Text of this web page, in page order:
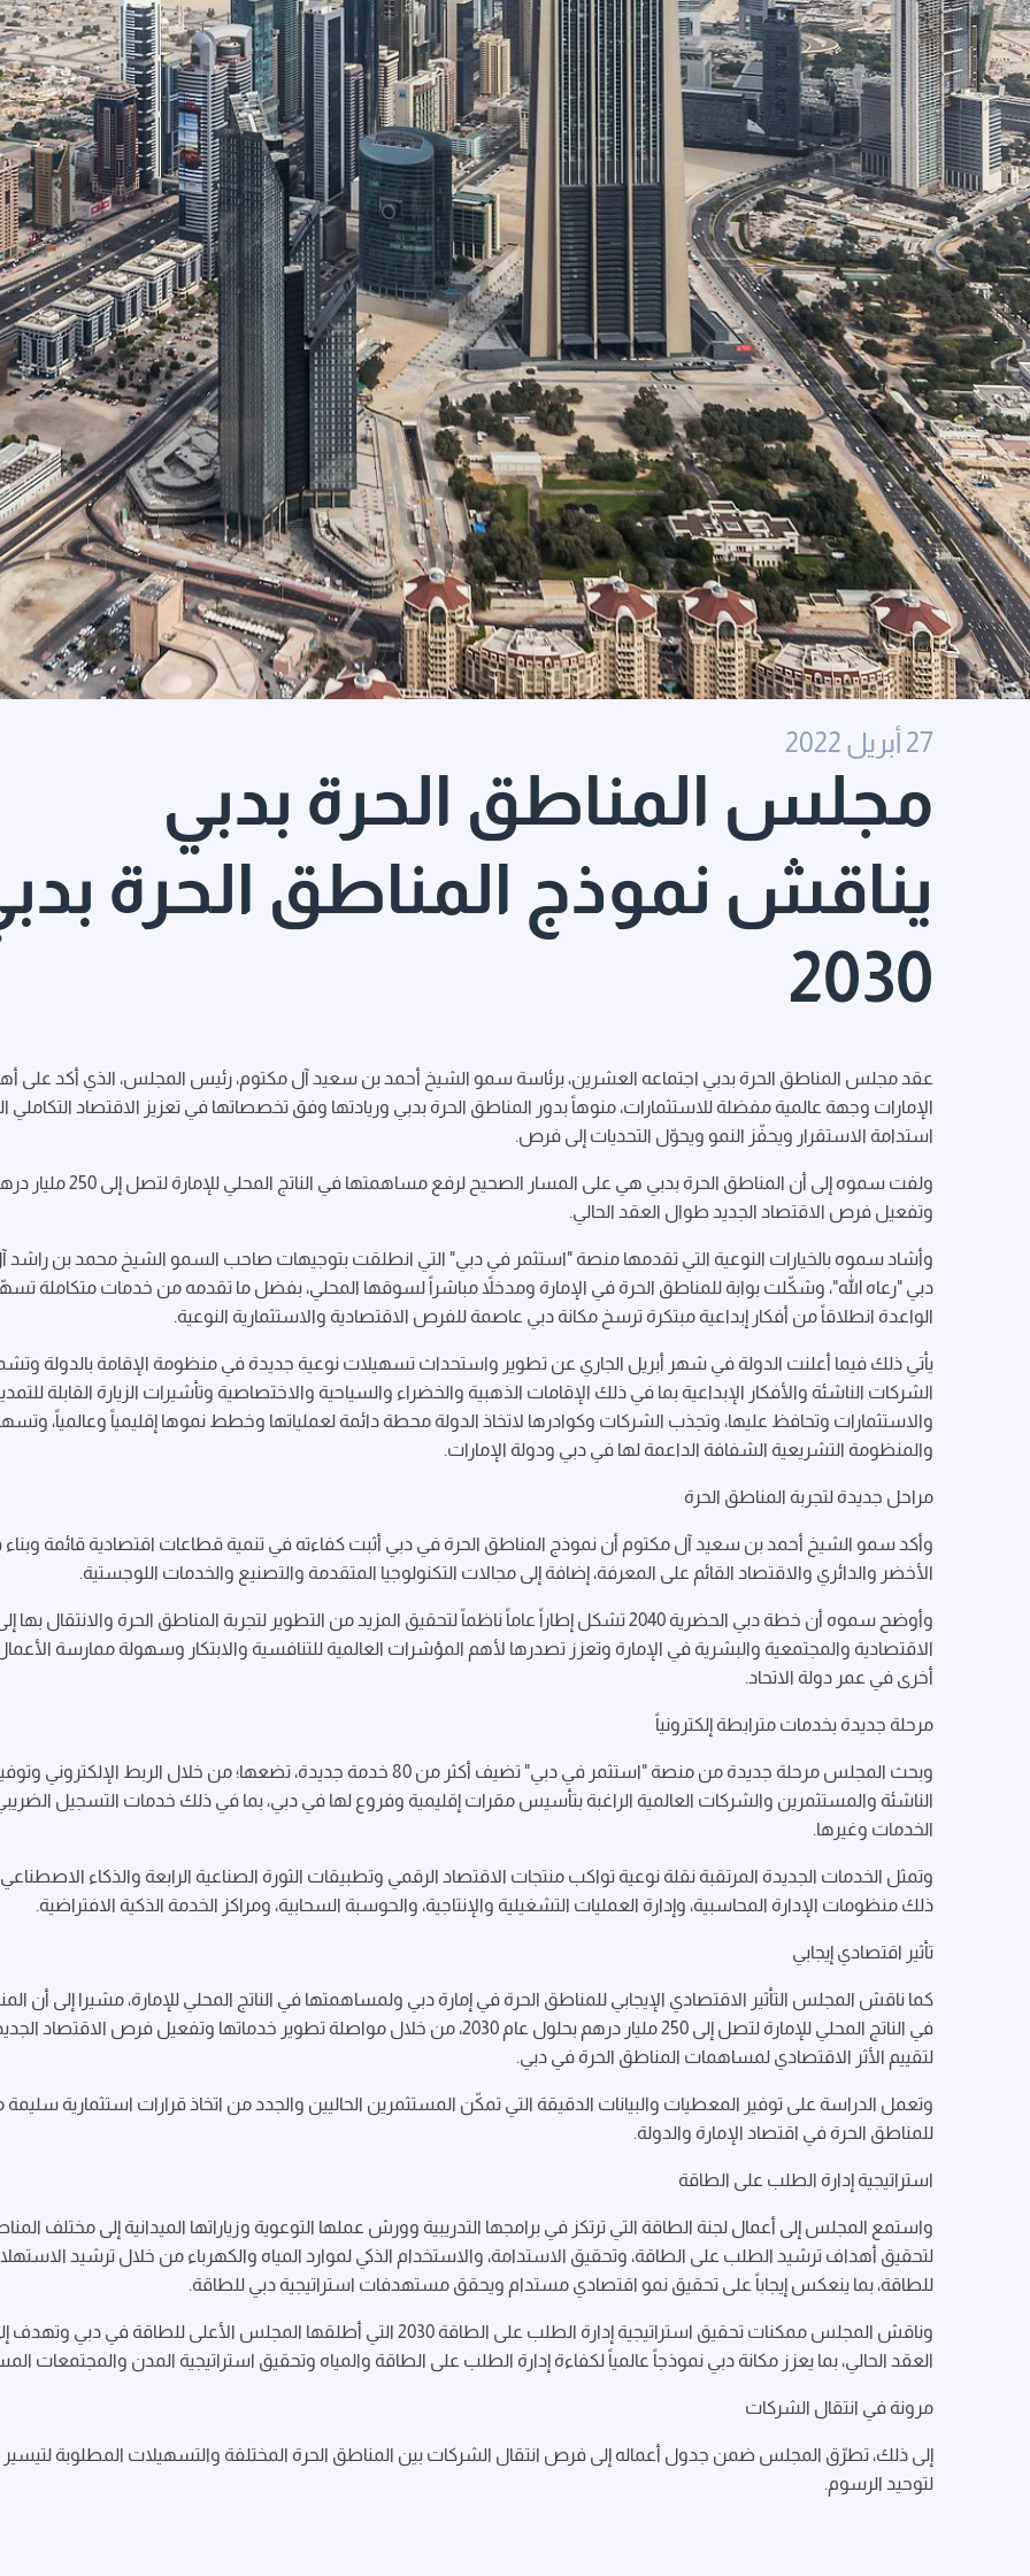
27 أبريل 2022
مجلس المناطق الحرة بدبي
يناقش نموذج المناطق الحرة
2030
عقد مجلس المناطق الحرة بدبي اجتماعه العشرين، برئاسة سمو الشيخ أحمد بن سعيد آل مكتوم، رئيس المجلس، الذي أكد على
الإمارات وجهة عالمية مفضلة للاستثمارات، منوهاً بدور المناطق الحرة بدبي وريادتها وفق تخصصاتها في تعزيز الاقتصاد
استدامة الاستقرار ويحفّز النمو ويحوّل التحديات إلى فرص.
وتفعيل فرص الاقتصاد الجديد طوال العقد الحالي.
وأشاد سموه بالخيارات النوعية التي تقدمها منصة "استثمر في دبي" التي انطلقت بتوجيهات صاحب السمو الشيخ محمد بن راشد
دبي "رعاه الله"، وشكّلت بوابة للمناطق الحرة في الإمارة ومدخلاً مباشراً لسوقها المحلي، بفضل ما تقدمه من خدمات متكاملة
الواعدة انطلاقاً من أفكار إبداعية مبتكرة ترسخ مكانة دبي عاصمة للفرص الاقتصادية والاستثمارية النوعية.
يأتي ذلك فيما أعلنت الدولة في شهر أبريل الجاري عن تطوير واستحداث تسهيلات نوعية جديدة في منظومة الإقامة بالدولة
الشركات الناشئة والأفكار الإبداعية بما في ذلك الإقامات الذهبية والخضراء والسياحية والاختصاصية وتأشيرات الزيارة القابلة
والاستثمارات وتحافظ عليها، وتجذب الشركات وكوادرها لاتخاذ الدولة محطة دائمة لعملياتها وخطط نموها إقليمياً وعالمياً،
والمنظومة التشريعية الشفافة الداعمة لها في دبي ودولة الإمارات.
مراحل جديدة لتجربة المناطق الحرة
وأكد سمو الشيخ أحمد بن سعيد آل مكتوم أن نموذج المناطق الحرة في دبي أثبت كفاءته في تنمية قطاعات اقتصادية قائمة
الأخضر والدائري والاقتصاد القائم على المعرفة، إضافة إلى مجالات التكنولوجيا المتقدمة والتصنيع والخدمات اللوجستية.
وأوضح سموه أن خطة دبي الحضرية 2040 تشكل إطاراً عاماً ناظماً لتحقيق المزيد من التطوير لتجربة المناطق الحرة
الاقتصادية والمجتمعية والبشرية في الإمارة وتعزز تصدرها لأهم المؤشرات العالمية للتنافسية والابتكار وسهولة ممارسة
أخرى في عمر دولة الاتحاد.
مرحلة جديدة بخدمات مترابطة إلكترونياً
وبحث المجلس مرحلة جديدة من منصة "استثمر في دبي" تضيف أكثر من 80 خدمة جديدة،
الناشئة والمستثمرين والشركات العالمية الراغبة بتأسيس مقرات إقليمية وفروع لها في دبي، بما في ذلك خدمات التسجيل
الخدمات وغيرها.
وتمثل الخدمات الجديدة المرتقبة نقلة نوعية تواكب منتجات الاقتصاد الرقمي وتطبيقات الثورة الصناعية الرابعة والذكاء
ذلك منظومات الإدارة المحاسبية، وإدارة العمليات التشغيلية والإنتاجية، والحوسبة السحابية، ومراكز الخدمة الذكية الافتراضية.
تأثير اقتصادي إيجابي
كما ناقش المجلس التأثير الاقتصادي الإيجابي للمناطق الحرة في إمارة دبي ولمساهمتها في الناتج المحلي للإمارة، مشيرا إلى
في الناتج المحلي للإمارة لتصل إلى 250 مليار درهم بحلول عام 2030، من خلال مواصلة تطوير
لتقييم الأثر الاقتصادي لمساهمات المناطق الحرة في دبي.
وتعمل الدراسة على توفير المعطيات والبيانات الدقيقة التي تمكّن المستثمرين الحاليين والجدد من اتخاذ قرارات استثمارية
للمناطق الحرة في اقتصاد الإمارة والدولة.
استراتيجية إدارة الطلب على الطاقة
واستمع المجلس إلى أعمال لجنة الطاقة التي ترتكز في برامجها التدريبية وورش عملها التوعوية وزياراتها الميدانية إلى مختلف
لتحقيق أهداف ترشيد الطلب على الطاقة، وتحقيق الاستدامة، والاستخدام الذكي لموارد المياه والكهرباء من خلال ترشيد
للطاقة، بما ينعكس إيجاباً على تحقيق نمو اقتصادي مستدام ويحقق مستهدفات استراتيجية دبي للطاقة.
العقد الحالي، بما يعزز مكانة دبي نموذجاً عالمياً لكفاءة إدارة الطلب على الطاقة والمياه وتحقيق استراتيجية المدن والمجتمعات
مرونة في انتقال الشركات
إلى ذلك، تطرّق المجلس ضمن جدول أعماله إلى فرص انتقال الشركات بين المناطق الحرة المختلفة والتسهيلات المطلوبة
لتوحيد الرسوم.